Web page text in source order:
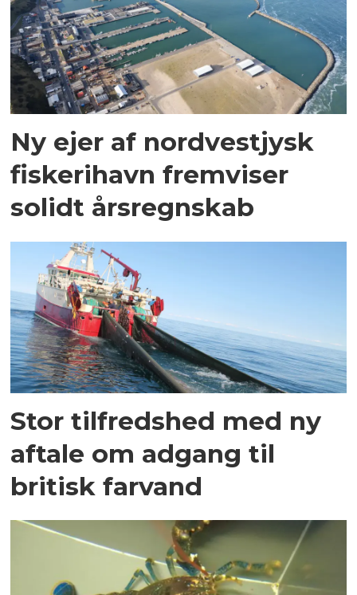
Ny ejer af nordvestjysk
fiskerihavn fremviser
solidt årsregnskab
Stor tilfredshed med ny
aftale om adgang til
britisk farvand